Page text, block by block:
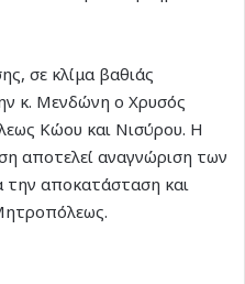
σε κλίμα βαθιάς
κ. Μενδώνη ο Χρυσός
Κώου και Νισύρου. Η
αποτελεί αναγνώριση των
αποκατάσταση και